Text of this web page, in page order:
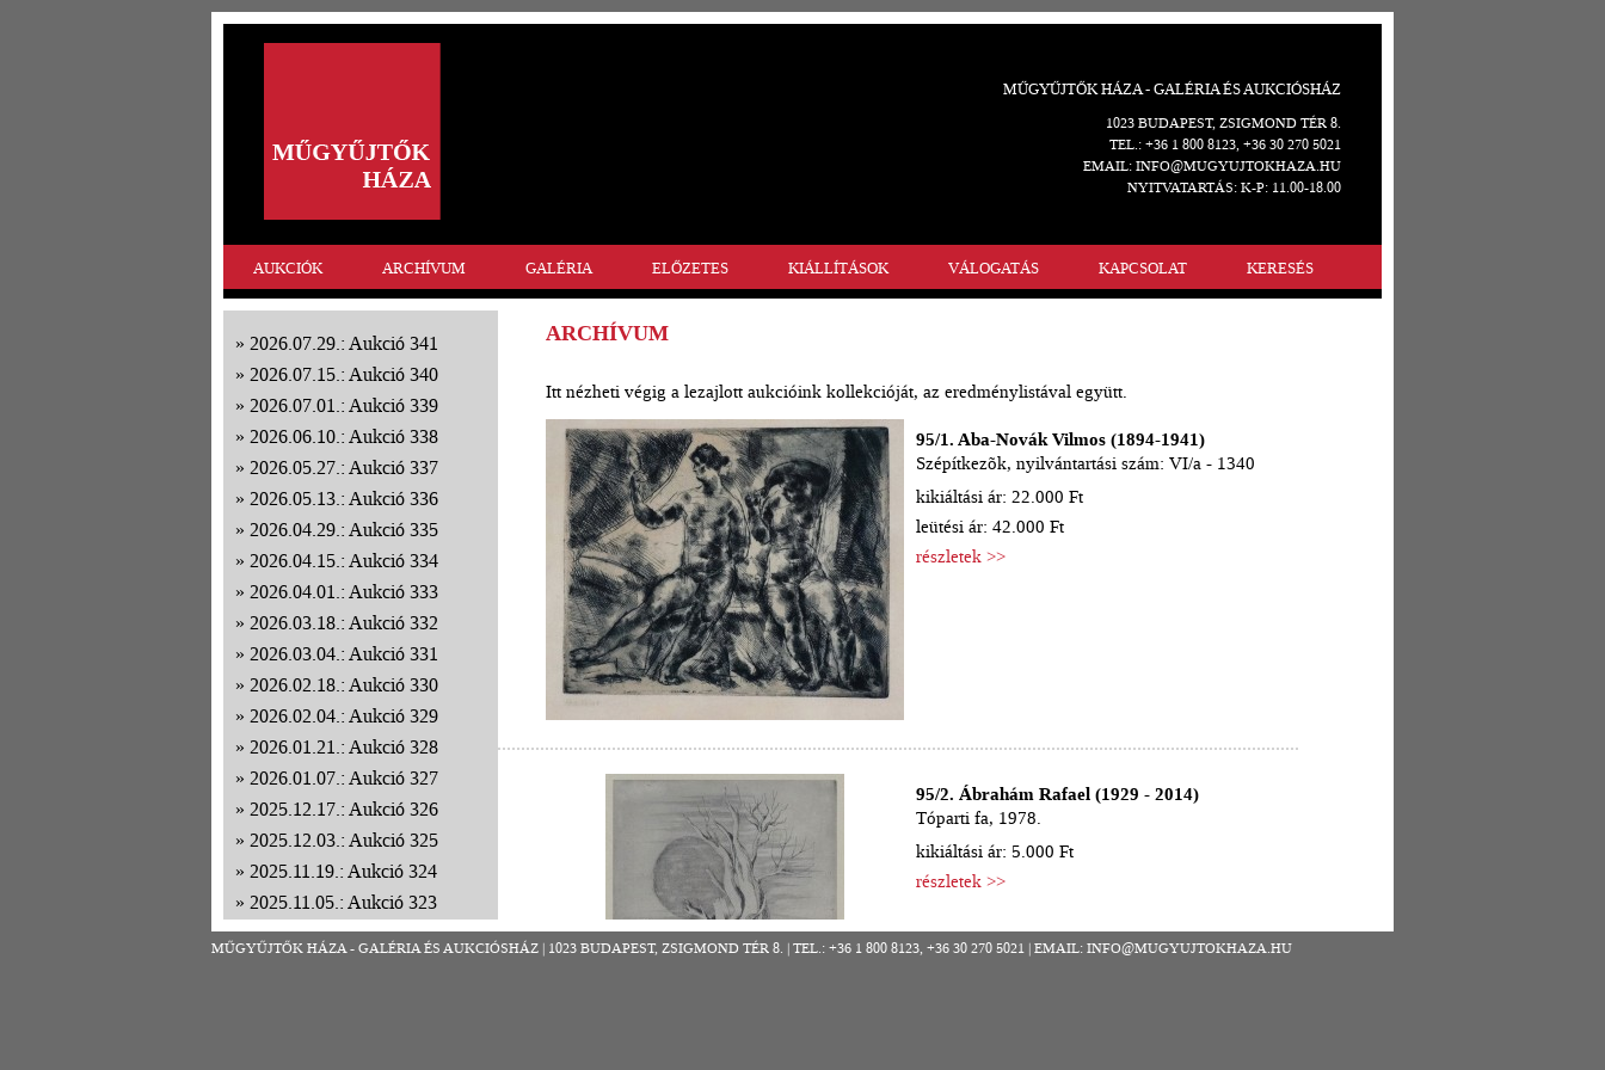
MŰGYŰJTŐK HÁZA - GALÉRIA ÉS AUKCIÓSHÁZ
1023 BUDAPEST, ZSIGMOND TÉR 8.
TEL.: +36 1 800 8123, +36 30 270 5021
EMAIL: INFO@MUGYUJTOKHAZA.HU
NYITVATARTÁS: K-P: 11.00-18.00
AUKCIÓK ARCHÍVUM GALÉRIA ELŐZETES KIÁLLÍTÁSOK VÁLOGATÁS KAPCSOLAT KERESÉS
2026.07.29.: Aukció 341
2026.07.15.: Aukció 340
2026.07.01.: Aukció 339
2026.06.10.: Aukció 338
2026.05.27.: Aukció 337
2026.05.13.: Aukció 336
2026.04.29.: Aukció 335
2026.04.15.: Aukció 334
2026.04.01.: Aukció 333
2026.03.18.: Aukció 332
2026.03.04.: Aukció 331
2026.02.18.: Aukció 330
2026.02.04.: Aukció 329
2026.01.21.: Aukció 328
2026.01.07.: Aukció 327
2025.12.17.: Aukció 326
2025.12.03.: Aukció 325
2025.11.19.: Aukció 324
2025.11.05.: Aukció 323
2025.10.22.: Aukció 322
ARCHÍVUM
Itt nézheti végig a lezajlott aukcióink kollekcióját, az eredménylistával együtt.
95/1. Aba-Novák Vilmos (1894-1941)
Szépítkezõk, nyilvántartási szám: VI/a - 1340
kikiáltási ár: 22.000 Ft
leütési ár: 42.000 Ft
részletek >>
95/2. Ábrahám Rafael (1929 - 2014)
Tóparti fa, 1978.
kikiáltási ár: 5.000 Ft
részletek >>
MŰGYŰJTŐK HÁZA - GALÉRIA ÉS AUKCIÓSHÁZ | 1023 BUDAPEST, ZSIGMOND TÉR 8. | TEL.: +36 1 800 8123, +36 30 270 5021 | EMAIL: INFO@MUGYUJTOKHAZA.HU